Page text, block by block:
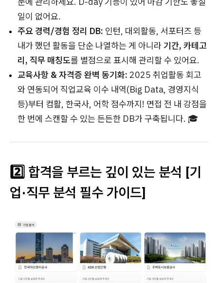
일이 없어요.
주요 경력/경험 정리 DB: 인턴, 대외활동, 서포터즈 등
내가 했던 활동을 단순 나열하는 게 아니라기간, 카테고
리, 직무 매칭도를 별점으로 표시해 관리할 수 있어요.
교육사항 & 자격증 완벽 동기화: 2025 취업활동 회고
와 연동되어 직업교육 이수 내역(Big Data, 경영지식
등)부터 컴활, 한국사, 어학 점수까지! 면접 전 내 강점을
한 번에 스캔할 수 있는 든든한 DB가 구축됩니다. 🎓
2️⃣ 합격을 부르는 깊이 있는 분석 [기
업·직무 분석 필수 가이드]